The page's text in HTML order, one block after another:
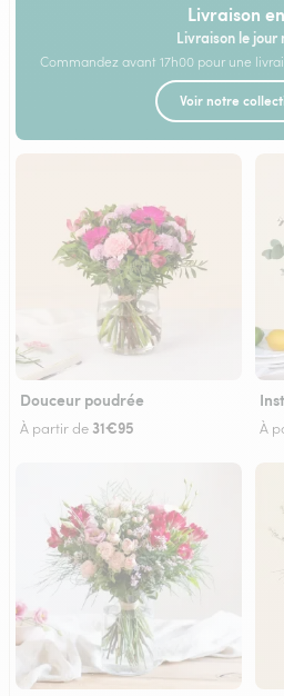
Livraison
Livraison le jour
Commandez avant 17h00 pour une
Voir notre
Douceur poudrée
À partir de 31€95 À